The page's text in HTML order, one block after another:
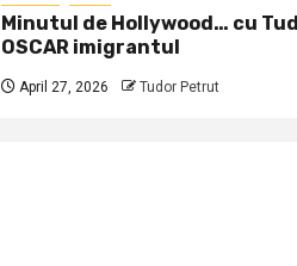
Minutul de Hollywood… cu
OSCAR imigrantul
April 27, 2026 Tudor Petrut